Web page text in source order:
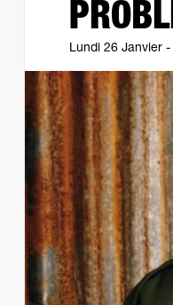
Lundi 26 Janvier